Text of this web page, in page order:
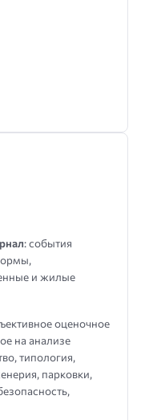
: события
и жилые
оценочное
на анализе
типология,
парковки,